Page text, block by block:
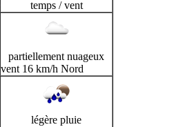
temps / vent
partiellement nuageux
vent 16 km/h Nord
légère pluie